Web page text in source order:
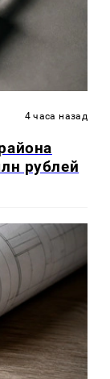
4 часа назад
рублей